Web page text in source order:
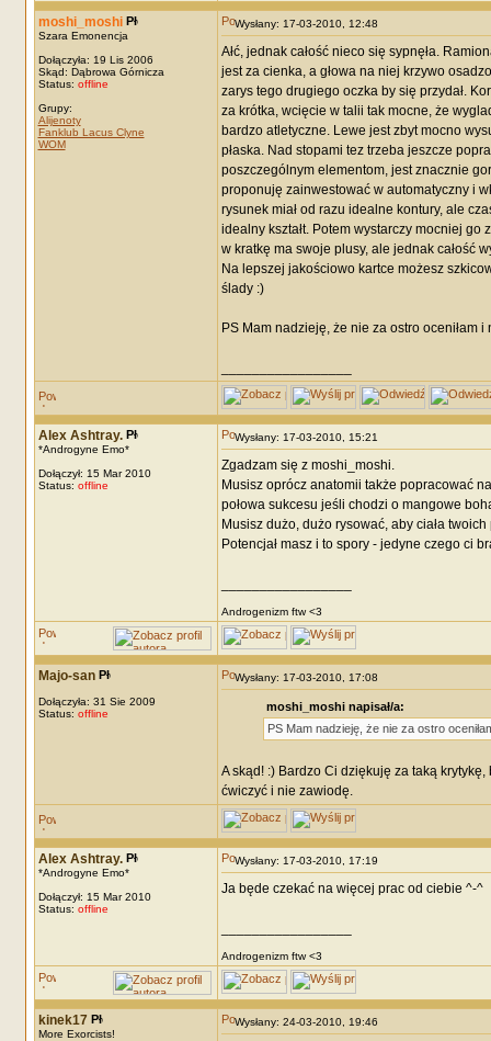
moshi_moshi
Szara Emonencja
Dołączyła: 19 Lis 2006
Skąd: Dąbrowa Górnicza
Status: offline
Grupy:
Alijenoty
Fanklub Lacus Clyne
WOM
Wysłany: 17-03-2010, 12:48
Ałć, jednak całość nieco się sypnęła.
jest za cienka, a głowa na niej krzywo
zarys tego drugiego oczka by się przydał.
za krótka, wcięcie w talii tak mocne, że
bardzo atletyczne. Lewe jest zbyt mocno
płaska. Nad stopami tez trzeba jeszcze
poszczególnym elementom, jest znacznie
proponuję zainwestować w automatyczny i
rysunek miał od razu idealne kontury, ale
idealny kształt. Potem wystarczy mocniej
w kratkę ma swoje plusy, ale jednak całość
Na lepszej jakościowo kartce możesz
ślady :)
PS Mam nadzieję, że nie za ostro oceniłam
Alex Ashtray.
*Androgyne Emo*
Dołączył: 15 Mar 2010
Status: offline
Wysłany: 17-03-2010, 15:21
Zgadzam się z moshi_moshi.
Musisz oprócz anatomii także popracować
połowa sukcesu jeśli chodzi o mangowe
Musisz dużo, dużo rysować, aby ciała
Potencjał masz i to spory - jedyne czego ci
Androgenizm ftw <3
Majo-san
Dołączyła: 31 Sie 2009
Status: offline
Wysłany: 17-03-2010, 17:08
moshi_moshi napisał/a:
PS Mam nadzieję, że nie za ostro
A skąd! :) Bardzo Ci dziękuję za taką
ćwiczyć i nie zawiodę.
Alex Ashtray.
*Androgyne Emo*
Dołączył: 15 Mar 2010
Status: offline
Wysłany: 17-03-2010, 17:19
Ja będe czekać na więcej prac od ciebie ^-^
Androgenizm ftw <3
kinek17
More Exorcists!
Wysłany: 24-03-2010, 19:46